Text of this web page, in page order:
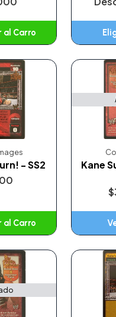
al Carro
- SS2
al Carro
Kane